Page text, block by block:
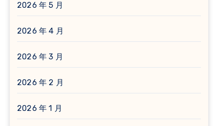
2026 年 5 月
2026 年 4 月
2026 年 3 月
2026 年 2 月
2026 年 1 月